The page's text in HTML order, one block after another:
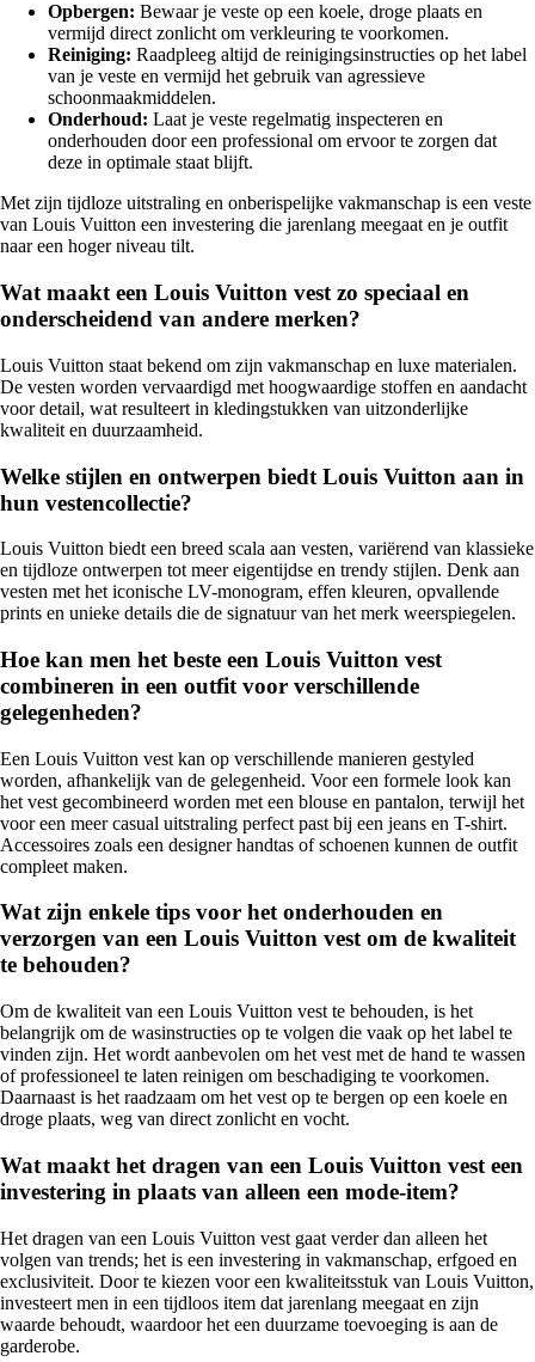
Opbergen: Bewaar je veste op een koele, droge plaats en
vermijd direct zonlicht om verkleuring te voorkomen.
Reiniging: Raadpleeg altijd de reinigingsinstructies op het label
van je veste en vermijd het gebruik van agressieve
schoonmaakmiddelen.
Onderhoud: Laat je veste regelmatig inspecteren en
onderhouden door een professional om ervoor te zorgen dat
deze in optimale staat blijft.
Met zijn tijdloze uitstraling en onberispelijke vakmanschap is een veste
van Louis Vuitton een investering die jarenlang meegaat en je outfit
naar een hoger niveau tilt.
Wat maakt een Louis Vuitton vest zo speciaal en
onderscheidend van andere merken?
Louis Vuitton staat bekend om zijn vakmanschap en luxe materialen.
De vesten worden vervaardigd met hoogwaardige stoffen en aandacht
voor detail, wat resulteert in kledingstukken van uitzonderlijke
kwaliteit en duurzaamheid.
Welke stijlen en ontwerpen biedt Louis Vuitton aan in
hun vestencollectie?
Louis Vuitton biedt een breed scala aan vesten, variërend van klassieke
en tijdloze ontwerpen tot meer eigentijdse en trendy stijlen. Denk aan
vesten met het iconische LV-monogram, effen kleuren, opvallende
prints en unieke details die de signatuur van het merk weerspiegelen.
Hoe kan men het beste een Louis Vuitton vest
combineren in een outfit voor verschillende
gelegenheden?
Een Louis Vuitton vest kan op verschillende manieren gestyled
worden, afhankelijk van de gelegenheid. Voor een formele look kan
het vest gecombineerd worden met een blouse en pantalon, terwijl het
voor een meer casual uitstraling perfect past bij een jeans en T-shirt.
Accessoires zoals een designer handtas of schoenen kunnen de outfit
compleet maken.
Wat zijn enkele tips voor het onderhouden en
verzorgen van een Louis Vuitton vest om de kwaliteit
te behouden?
Om de kwaliteit van een Louis Vuitton vest te behouden, is het
belangrijk om de wasinstructies op te volgen die vaak op het label te
vinden zijn. Het wordt aanbevolen om het vest met de hand te wassen
of professioneel te laten reinigen om beschadiging te voorkomen.
Daarnaast is het raadzaam om het vest op te bergen op een koele en
droge plaats, weg van direct zonlicht en vocht.
Wat maakt het dragen van een Louis Vuitton vest een
investering in plaats van alleen een mode-item?
Het dragen van een Louis Vuitton vest gaat verder dan alleen het
volgen van trends; het is een investering in vakmanschap, erfgoed en
exclusiviteit. Door te kiezen voor een kwaliteitsstuk van Louis Vuitton,
investeert men in een tijdloos item dat jarenlang meegaat en zijn
waarde behoudt, waardoor het een duurzame toevoeging is aan de
garderobe.